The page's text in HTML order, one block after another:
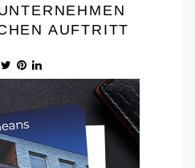
AUFTRITT